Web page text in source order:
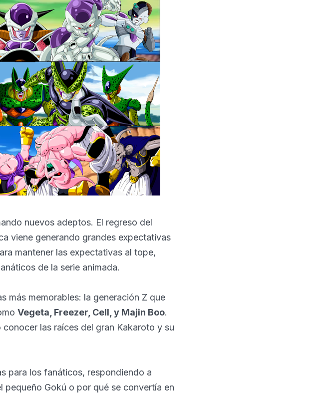
nuevos adeptos. El regreso del
viene generando grandes expectativas
mantener las expectativas al tope,
de la serie animada.
más memorables: la generación Z que
Vegeta, Freezer, Cell, y Majin Boo.
las raíces del gran Kakaroto y su
para los fanáticos, respondiendo a
Gokú o por qué se convertía en